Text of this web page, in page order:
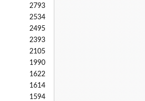
2793
2534
2495
2393
2105
1990
1622
1614
1594